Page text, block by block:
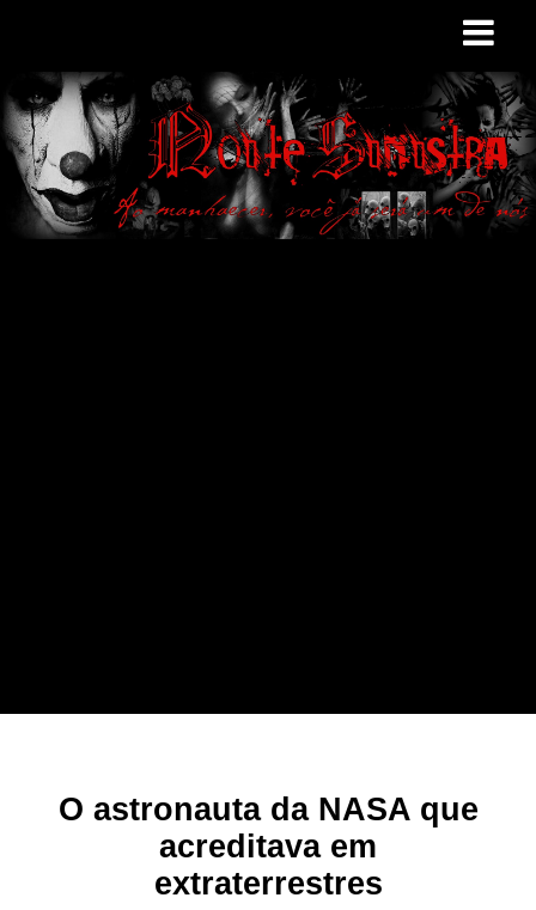
O astronauta da NASA que
acreditava em
extraterrestres